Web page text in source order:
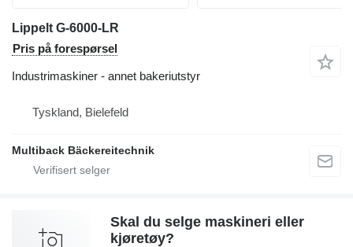
Lippelt G-6000-LR
Pris på forespørsel
Industrimaskiner - annet bakeriutstyr
Tyskland, Bielefeld
Multiback Bäckereitechnik
Skal du selge maskineri eller
kjøretøy?